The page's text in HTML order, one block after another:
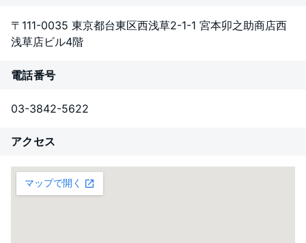
〒111-0035 東京都台東区西浅草2-1-1 宮本卯之助商店西
浅草店ビル4階
電話番号
03-3842-5622
アクセス